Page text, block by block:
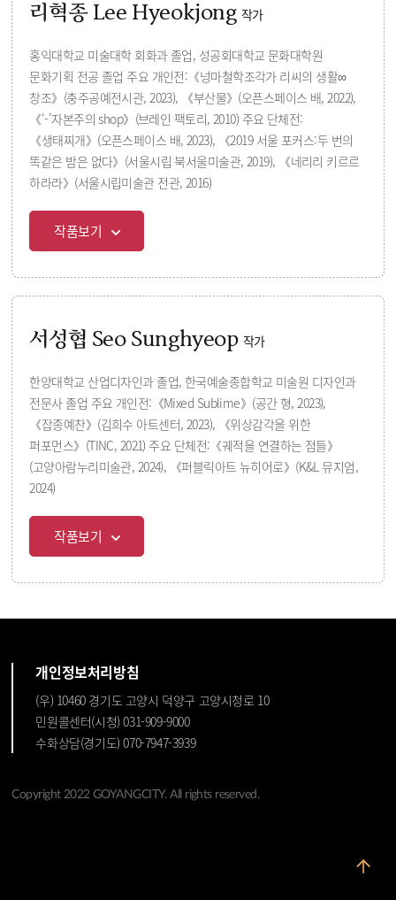
리혁종 Lee Hyeokjong 작가
홍익대학교 미술대학 회화과 졸업, 성공회대학교 문화대학원
문화기획 전공 졸업 주요 개인전:《넝마철학조각가 리씨의 생활∞
창조》(충주공예전시관, 2023), 《부산물》(오픈스페이스 배, 2022),
《‘-’자본주의 shop》(브레인 팩토리, 2010) 주요 단체전:
《생태찌개》(오픈스페이스 배, 2023), 《2019 서울 포커스:두 번의
똑같은 밤은 없다》(서울시립 북서울미술관, 2019), 《네리리 키르르
하라라》(서울시립미술관 전관, 2016)
작품보기
서성협 Seo Sunghyeop 작가
한양대학교 산업디자인과 졸업, 한국예술종합학교 미술원 디자인과
전문사 졸업 주요 개인전:《Mixed Sublime》(공간 형, 2023),
《잡종예찬》(김희수 아트센터, 2023), 《위상감각을 위한
퍼포먼스》(TINC, 2021) 주요 단체전:《궤적을 연결하는 점들》
(고양아람누리미술관, 2024), 《퍼블릭아트 뉴히어로》(K&L 뮤지엄,
2024)
작품보기
개인정보처리방침
(우) 10460 경기도 고양시 덕양구 고양시청로 10
민원콜센터(시청) 031-909-9000
수화상담(경기도) 070-7947-3939
Copyright 2022 GOYANGCITY. All rights reserved.